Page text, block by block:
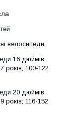
велосипеди
16 дюймів
років; 100-122
20 дюймів
років; 116-152